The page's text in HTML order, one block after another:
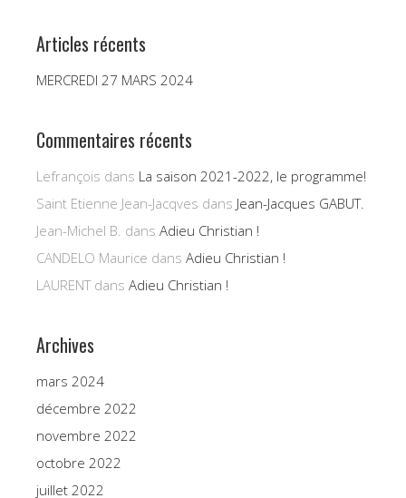
Articles récents
MERCREDI 27 MARS 2024
Commentaires récents
Lefrançois dans La saison 2021-2022, le programme!
Saint Etienne Jean-Jacqves dans Jean-Jacques GABUT.
Jean-Michel B. dans Adieu Christian !
CANDELO Maurice dans Adieu Christian !
LAURENTdans Adieu Christian !
Archives
mars 2024
décembre 2022
novembre 2022
octobre 2022
juillet 2022